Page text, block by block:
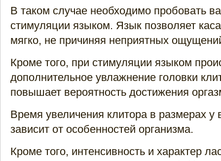
В таком случае необходимо пробовать
стимуляции языком. Язык позволяет
мягко, не причиняя неприятных
Кроме того, при стимуляции языком
дополнительное увлажнение головки
повышает вероятность достижения
Время увеличения клитора в размерах у
зависит от особенностей организма.
Кроме того, интенсивность и характер